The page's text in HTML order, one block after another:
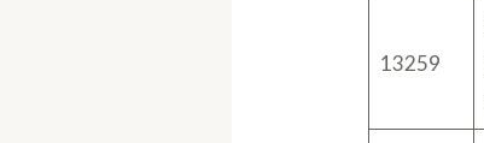
13259